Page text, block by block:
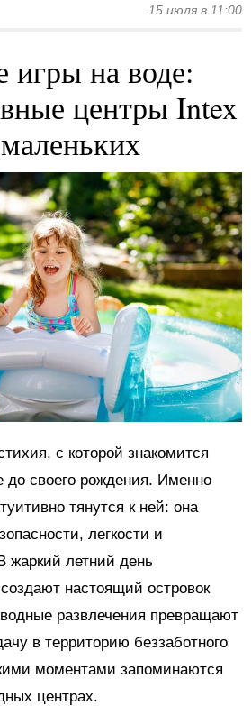
15 июля в 11:00
игры на воде:
центры Intex
с которой знакомится
до своего рождения. Именно
тянутся к ней: она
легкости и
жаркий летний день
настоящий островок
развлечения превращают
в территорию беззаботного
моментами запоминаются
центрах.